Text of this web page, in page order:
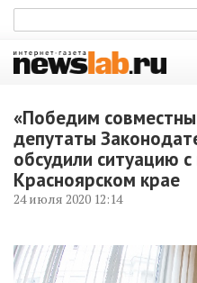
«Победим
депутаты
обсудили ситуацию
Красноярском крае
24 июля 2020 12:14